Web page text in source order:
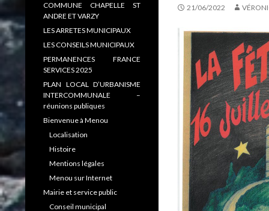
21/06/2022
COMMUNE CHAPELLE ST
ANDRE ET VARZY
LES ARRETES MUNICIPAUX
LES CONSEILS MUNICIPAUX
PERMANENCES FRANCE
SERVICES 2025
PLAN LOCAL D’URBANISME
INTERCOMMUNALE –
réunions publiques
Bienvenue à Menou
Localisation
Histoire
Mentions légales
Menou sur Internet
Mairie et service public
Conseil municipal